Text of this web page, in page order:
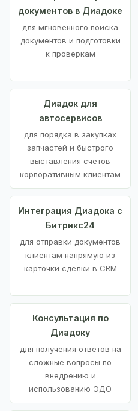
документов в Диадоке
для мгновенного поиска
документов и подготовки
к проверкам
Диадок для
автосервисов
для порядка в закупках
запчастей и быстрого
выставления счетов
корпоративным клиентам
Интеграция Диадока с
Битрикс24
для отправки документов
клиентам напрямую из
карточки сделки в CRM
Консультация по
Диадоку
для получения ответов на
сложные вопросы по
внедрению и
использованию ЭДО